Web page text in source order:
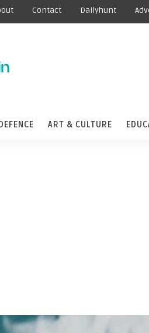
Contact Dailyhunt
DEFENCE ART & CULTURE